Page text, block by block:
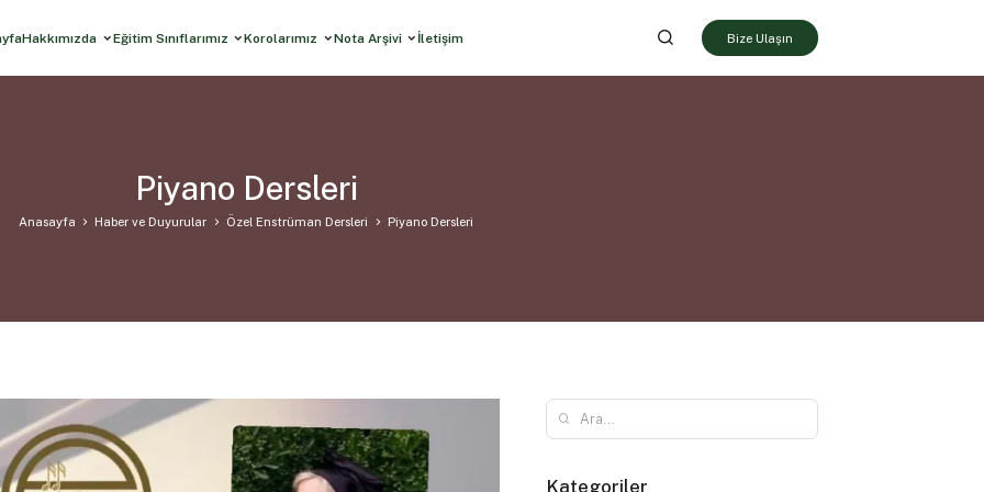
Hakkımızda Eğitim Sınıflarımız Korolarımız Nota Arşivi İletişim Bize Ulaşın
Piyano Dersleri
Anasayfa Haber ve Duyurular Özel Enstrüman Dersleri Piyano Dersleri
Kategoriler